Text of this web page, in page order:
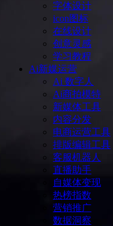
字体设计
icon图标
在线设计
创意灵感
学习教程
Ai新媒运营
Ai 数字人
Ai商拍模特
新媒体工具
内容分发
电商运营工具
排版编辑工具
客服机器人
直播助手
自媒体变现
热榜指数
营销推广
数据洞察